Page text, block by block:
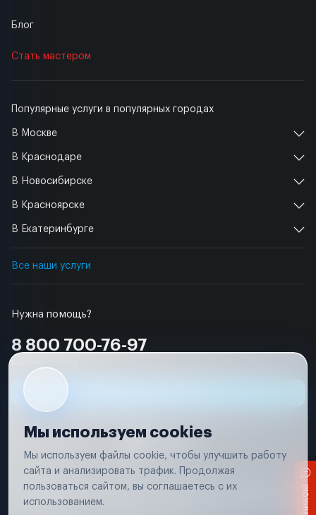
Нужна помощь?
8 800 700-76-97
Популярные услуги в популярных городах
В Москве
В Краснодаре
В Новосибирске
В Красноярске
В Екатеринбурге
Все наши услуги
Блог
Стать мастером
Условия использования
Вся информация, представленная на сайте, носит исключительно
соответствии с положениями статьи 437 (п. 2) Гражданского кодекса
Мы используем cookies
Мы используем файлы cookie, чтобы улучшить работу
сайта и анализировать трафик. Продолжая
пользоваться сайтом, вы соглашаетесь с их
использованием.